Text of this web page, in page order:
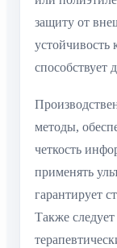
защиту от
способствует
методы,
четкость
применять
гарантирует
Также